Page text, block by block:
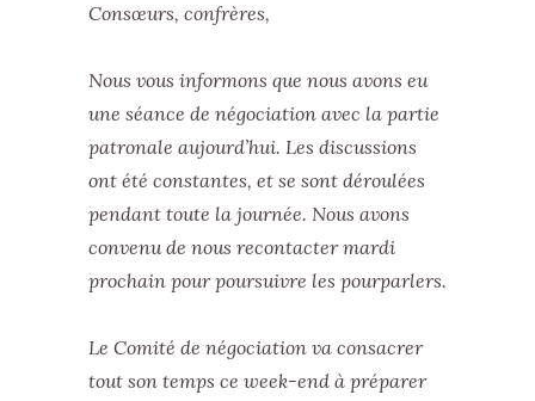
Consœurs, confrères,
Nous vous informons que nous avons eu
une séance de négociation avec la partie
patronale aujourd’hui. Les discussions
ont été constantes, et se sont déroulées
pendant toute la journée. Nous avons
convenu de nous recontacter mardi
prochain pour poursuivre les pourparlers.
Le Comité de négociation va consacrer
tout son temps ce week-end à préparer